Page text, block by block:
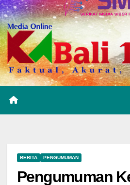
BERITA PENGUMUMAN
Pengumuman